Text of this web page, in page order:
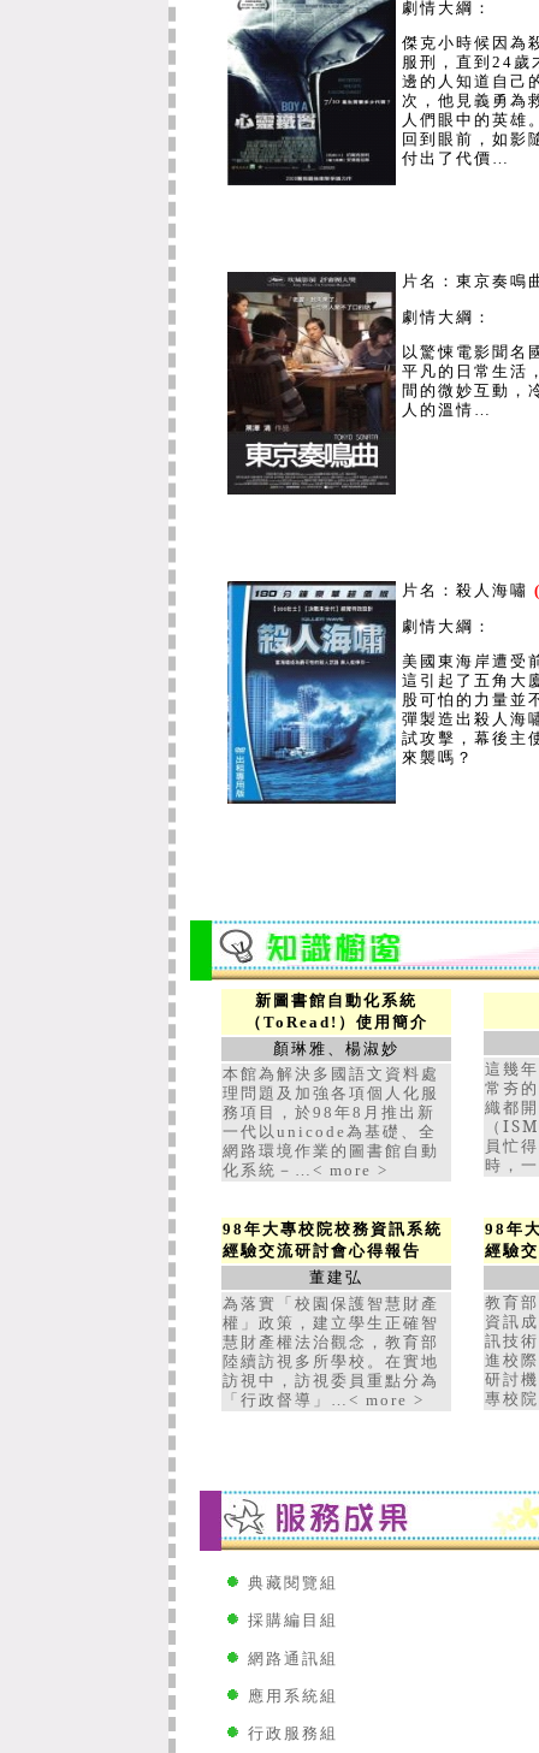
本校97學年網頁設計比賽得獎單位
學術單位：
特優：電機系
（獎牌一面、獎金
優等： 資管系
（獎牌一面、獎金
佳作：
應數系、應物系
行政單位：
特優：教務處
（獎牌一面、獎金
優等：學務處（獎牌一面、獎金
試用資料庫
下列資料庫正免費試用中，歡迎
網頁
http://admin.nuk.edu.tw/
資料庫名稱
ProjectMUSE資料庫
庫
ProQuest系列資料庫
1. Academic
2. ProQuest
3. ProQuest Science
4. ProQuest Career
5. ProQuest
華文電子書(Airiti
Reaxys化學資料庫
ACI Academic
庫
劇情大綱：
傑克小時候因為
服刑，直到24歲
邊的人知道自己
次，他見義勇為
人們眼中的英雄
回到眼前，如影
付出了代價…
片名：東京奏鳴
劇情大綱：
以驚悚電影聞名
平凡的日常生活
間的微妙互動，
人的溫情
片名：殺人海嘯
劇情大綱：
美國東海岸遭受
這引起了五角大
股可怕的力量並
彈製造出殺人海
試攻擊，幕後主
來襲嗎？
新圖書館自動化系統
（ToRead!）使用簡介
顏琳雅、楊淑妙
本館為解決多國語文資料處
理問題及加強各項個人化服
務項目，於98年8月推出新
一代以unicode為基礎、全
網路環境作業的圖書館自動
化系統－…< more >
這幾
常夯
織都
（
員忙
時，
98年大專校院校務資訊系統
經驗交流研討會心得報告
董建弘
為落實「校園保護智慧財產
權」政策，建立學生正確智
慧財產權法治觀念，教育部
陸續訪視多所學校。在實地
訪視中，訪視委員重點分為
「行政督導」
… < more >
98年
經驗
教育
資訊
訊技
進校
研討
專校
典藏閱覽組
採購編目組
網路通訊組
應用系統組
行政服務組